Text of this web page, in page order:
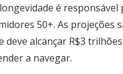
é
50+. As projeções
alcançar R$3
a navegar.